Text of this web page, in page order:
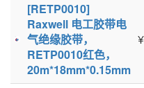
[RETP0010]
Raxwell 电工胶带电
气绝缘胶带，
RETP0010红色，
20m*18mm*0.15mm
¥